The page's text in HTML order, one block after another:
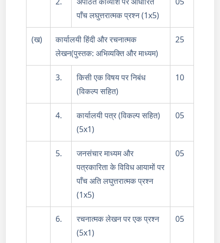
पाँच लघुत्तरात्मक प्रश्न (1x5)
(ख)
कार्यालयी हिंदी और रचनात्मक
लेखन(पुस्तक: अभिव्यक्ति और माध्यम)
25
3.
किसी एक विषय पर निबंध
(विकल्प सहित)
10
4.
कार्यालयी पत्र (विकल्प सहित)
(5x1)
05
5.
जनसंचार माध्यम और
पत्रकारिता के विविध आयामों पर
पाँच अति लघुत्तरात्मक प्रश्न
(1x5)
05
6.
रचनात्मक लेखन पर एक प्रश्न
(5x1)
05